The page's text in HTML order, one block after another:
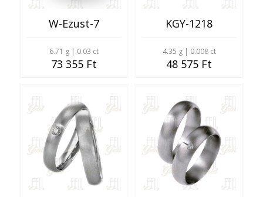
W-Ezust-7
6.71 g | 0.03 ct
73 355 Ft
KGY-1218
4.35 g | 0.008 ct
48 575 Ft